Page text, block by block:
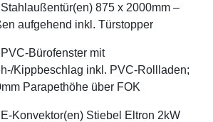
875 x 2000mm –
aufgehend inkl. Türstopper
Bürofenster mit
Kippbeschlag inkl. PVC-Rollladen;
Parapethöhe über FOK
Konvektor(en) Stiebel Eltron 2kW